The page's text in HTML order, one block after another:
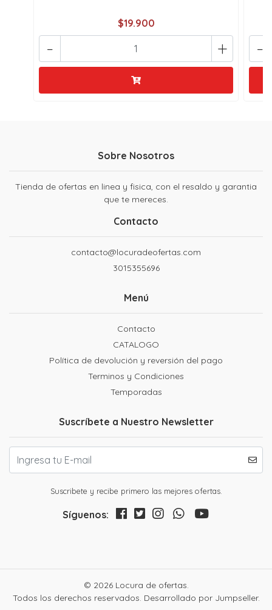
$19.900
+
- -
Sobre Nosotros
Tienda de ofertas en linea y fisica, con el resaldo y garantia
que te mereces.
Contacto
contacto@locuradeofertas.com
3015355696
Menú
Contacto
CATALOGO
Política de devolución y reversión del pago
Terminos y Condiciones
Temporadas
Suscríbete a Nuestro Newsletter
Suscribete y recibe primero las mejores ofertas.
Síguenos:
© 2026 Locura de ofertas.
Todos los derechos reservados. Desarrollado por Jumpseller.